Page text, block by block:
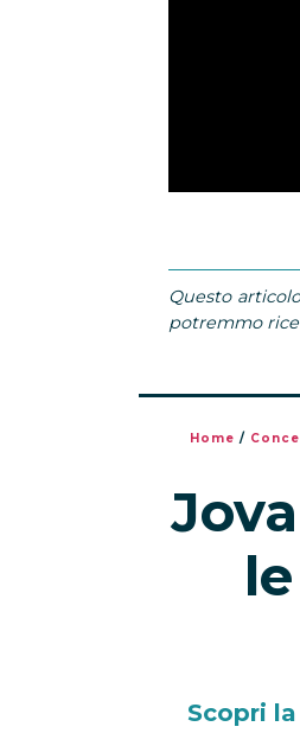
Questo
potremmo
Home /
Scopri